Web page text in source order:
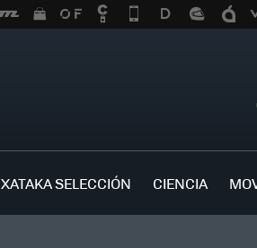
XATAKA SELECCIÓN CIENCIA